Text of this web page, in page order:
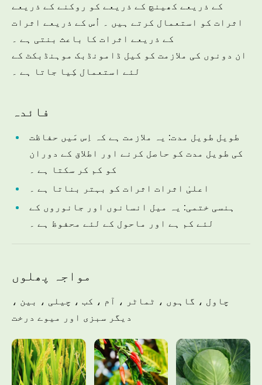
کے ذریعے کھینچ کے ذریعے کو روکنے کے ذریعے
اثرات کو استعمال کرتے ہیں ۔ اُس کے ذریعے اثرات
کے ذریعے اثرات کا باعث بنتی ہے ۔
ان دونوں کی ملازمت کو کیل ڈامونڈبک موہنڈبکٹ کے
لئے استعمال کِیا جاتا ہے ۔
فائدہ
طویل طویل مدت: یہ ملازمت ہے کہ اِس مَیں حفاظت
کی طویل مدت کو حاصل کرنے اور اطلاق کے دوران
کو کم کر سکتا ہے ۔
اعلیٰ اثرات اثرات کو بہتر بناتا ہے ۔
ہنسی ختمی: یہ میل انسانوں اور جانوروں کے
لئے کم ہے اور ماحول کے لئے محفوظ ہے ۔
مواجہ پھلوں
چاول ، گاہوں ، ٹماٹر ، آم ، کب ، چیلی ، بین ،
دیگر سبزی اور میوے درخت